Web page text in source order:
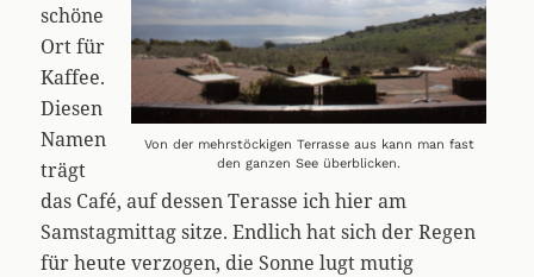
Von der mehrstöckigen Terrasse aus kann man fast
den ganzen See überblicken.
schöne
Ort für
Kaffee.
Diesen
Namen
trägt
das Café, auf dessen Terasse ich hier am
Samstagmittag sitze. Endlich hat sich der Regen
für heute verzogen, die Sonne lugt mutig